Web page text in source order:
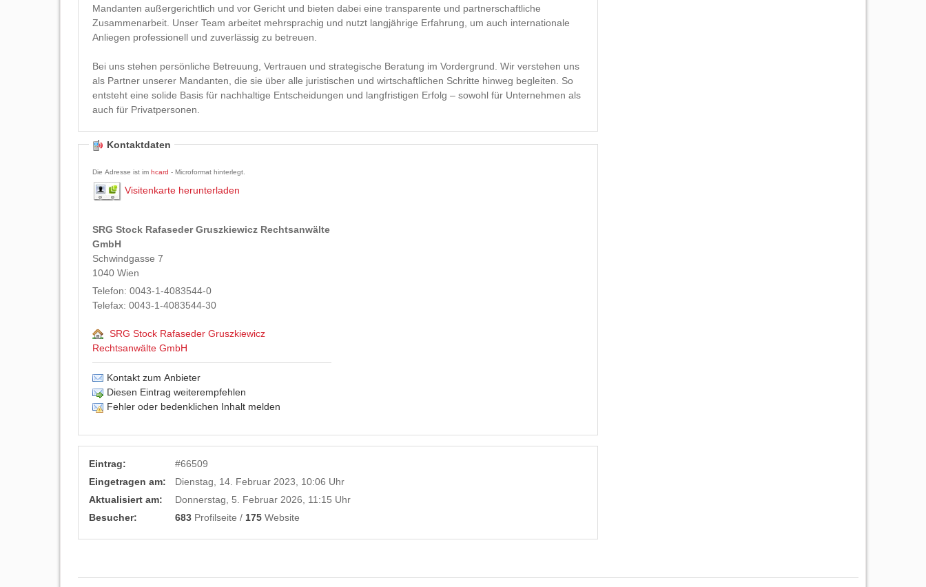
Mandanten außergerichtlich und vor Gericht und bieten dabei eine transparente und partnerschaftliche
Zusammenarbeit. Unser Team arbeitet mehrsprachig und nutzt langjährige Erfahrung, um auch internationale
Anliegen professionell und zuverlässig zu betreuen.
Bei uns stehen persönliche Betreuung, Vertrauen und strategische Beratung im Vordergrund. Wir verstehen uns
als Partner unserer Mandanten, die sie über alle juristischen und wirtschaftlichen Schritte hinweg begleiten. So
entsteht eine solide Basis für nachhaltige Entscheidungen und langfristigen Erfolg – sowohl für Unternehmen als
auch für Privatpersonen.
Kontaktdaten
Die Adresse ist im hcard - Microformat hinterlegt.
Visitenkarte herunterladen
SRG Stock Rafaseder Gruszkiewicz Rechtsanwälte
GmbH
Schwindgasse 7
1040 Wien
Telefon: 0043-1-4083544-0
Telefax: 0043-1-4083544-30
SRG Stock Rafaseder Gruszkiewicz
Rechtsanwälte GmbH
Kontakt zum Anbieter
Diesen Eintrag weiterempfehlen
Fehler oder bedenklichen Inhalt melden
Eintrag: #66509
Eingetragen am:
Dienstag, 14. Februar 2023, 10:06 Uhr
Aktualisiert am:
Donnerstag, 5. Februar 2026, 11:15 Uhr
Besucher:
683 Profilseite / 175 Website